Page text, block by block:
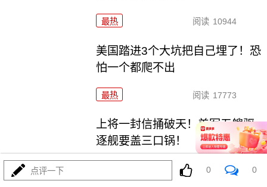
最热 阅读 10944
美国踏进3个大坑把自己埋了！恐
怕一个都爬不出
最热 阅读 17773
上将一封信捅破天！美军五艘驱
逐舰要盖三口锅！
阅读 7577
点评一下 0 0